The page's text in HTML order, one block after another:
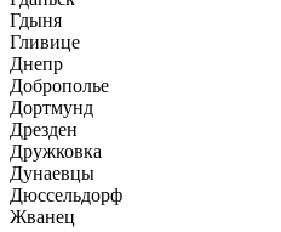
Гдыня
Гливице
Днепр
Доброполье
Дортмунд
Дрезден
Дружковка
Дунаевцы
Дюссельдорф
Жванец